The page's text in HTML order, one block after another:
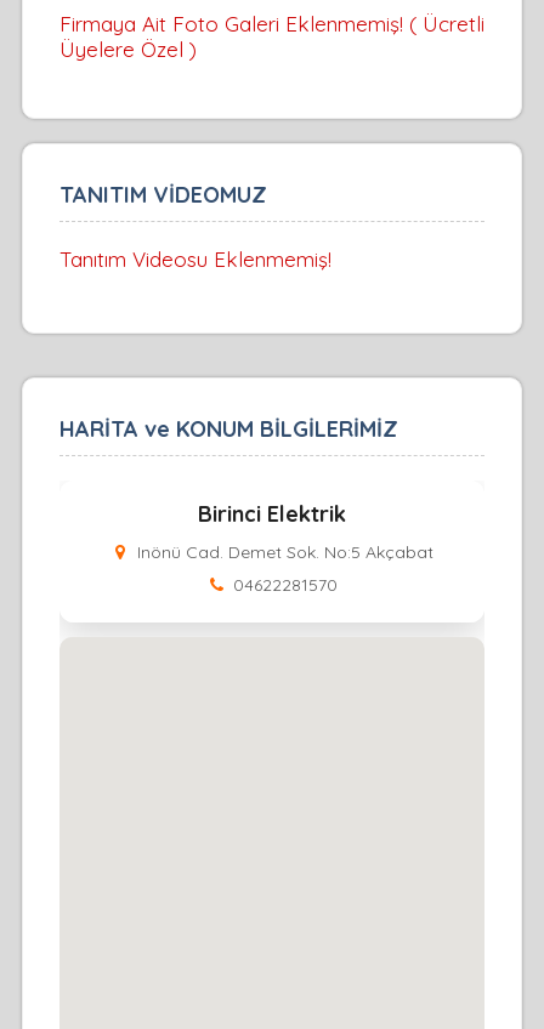
Firmaya Ait Foto Galeri Eklenmemiş! ( Ücretli
Üyelere Özel )
TANITIM VİDEOMUZ
Tanıtım Videosu Eklenmemiş!
HARİTA ve KONUM BİLGİLERİMİZ
Birinci Elektrik
Inönü Cad. Demet Sok. No:5 Akçabat
04622281570